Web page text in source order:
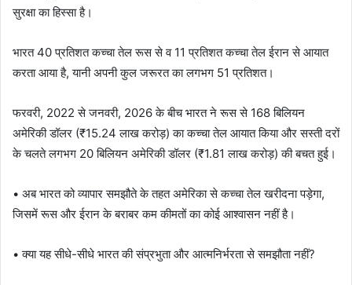
सुरक्षा का हिस्सा है।
भारत 40 प्रतिशत कच्चा तेल रूस से व 11 प्रतिशत कच्चा तेल ईरान से आयात
करता आया है, यानी अपनी कुल जरूरत का लगभग 51 प्रतिशत।
फरवरी, 2022 से जनवरी, 2026 के बीच भारत ने रूस से 168 बिलियन
अमेरिकी डॉलर (₹15.24 लाख करोड़) का कच्चा तेल आयात किया और सस्ती दरों
के चलते लगभग 20 बिलियन अमेरिकी डॉलर (₹1.81 लाख करोड़) की बचत हुई।
• अब भारत को व्यापार समझौते के तहत अमेरिका से कच्चा तेल खरीदना पड़ेगा,
जिसमें रूस और ईरान के बराबर कम कीमतों का कोई आश्वासन नहीं है।
• क्या यह सीधे-सीधे भारत की संप्रभुता और आत्मनिर्भरता से समझौता नहीं?